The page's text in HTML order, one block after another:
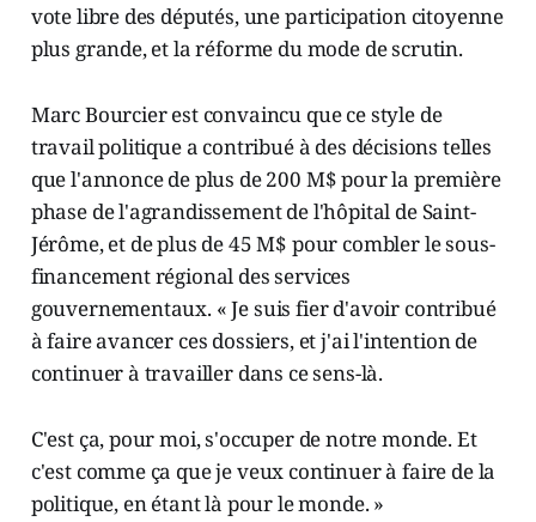
vote libre des députés, une participation citoyenne
plus grande, et la réforme du mode de scrutin.
Marc Bourcier est convaincu que ce style de
travail politique a contribué à des décisions telles
que l'annonce de plus de 200 M$ pour la première
phase de l'agrandissement de l'hôpital de Saint-
Jérôme, et de plus de 45 M$ pour combler le sous-
financement régional des services
gouvernementaux. « Je suis fier d'avoir contribué
à faire avancer ces dossiers, et j'ai l'intention de
continuer à travailler dans ce sens-là.
C'est ça, pour moi, s'occuper de notre monde. Et
c'est comme ça que je veux continuer à faire de la
politique, en étant là pour le monde. »